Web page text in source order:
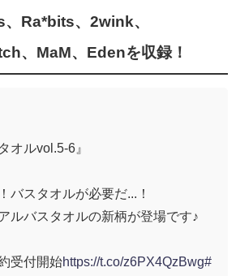
Ra*bits、2wink、
、MaM、Edenを収録！
オルvol.5-6』
バスタオルが必要だ...！
ルバスタオルの新柄が登場です♪
受付開始https://t.co/z6PX4QzBwg#